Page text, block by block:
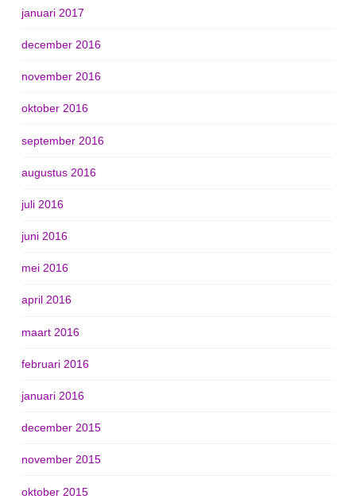
januari 2017
december 2016
november 2016
oktober 2016
september 2016
augustus 2016
juli 2016
juni 2016
mei 2016
april 2016
maart 2016
februari 2016
januari 2016
december 2015
november 2015
oktober 2015